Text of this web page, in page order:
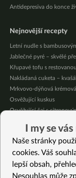
Antidepresiva do konce
Nejnovější recepty
Letní nudle s
Jablečné pyré – skvělé
Křupavé tofu s
Nakládaná cuketa –
Mrkvovo-dýňová
Osvěžující kuskus
Osvěžující čaj s
Čokoládové muffiny s
Meruňky a jablka v
Vybrané recepty
I my se
Naše stránky
cookies. Váš
lepší obsah,
Nesouhlas může